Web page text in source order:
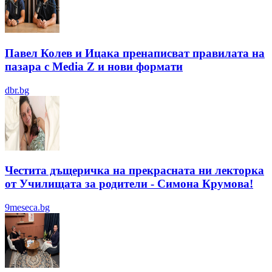
Павел Колев и Ицака пренаписват правилата на
пазара с Media Z и нови формати
dbr.bg
Честита дъщеричка на прекрасната ни лекторка
от Училищата за родители - Симона Крумова!
9meseca.bg